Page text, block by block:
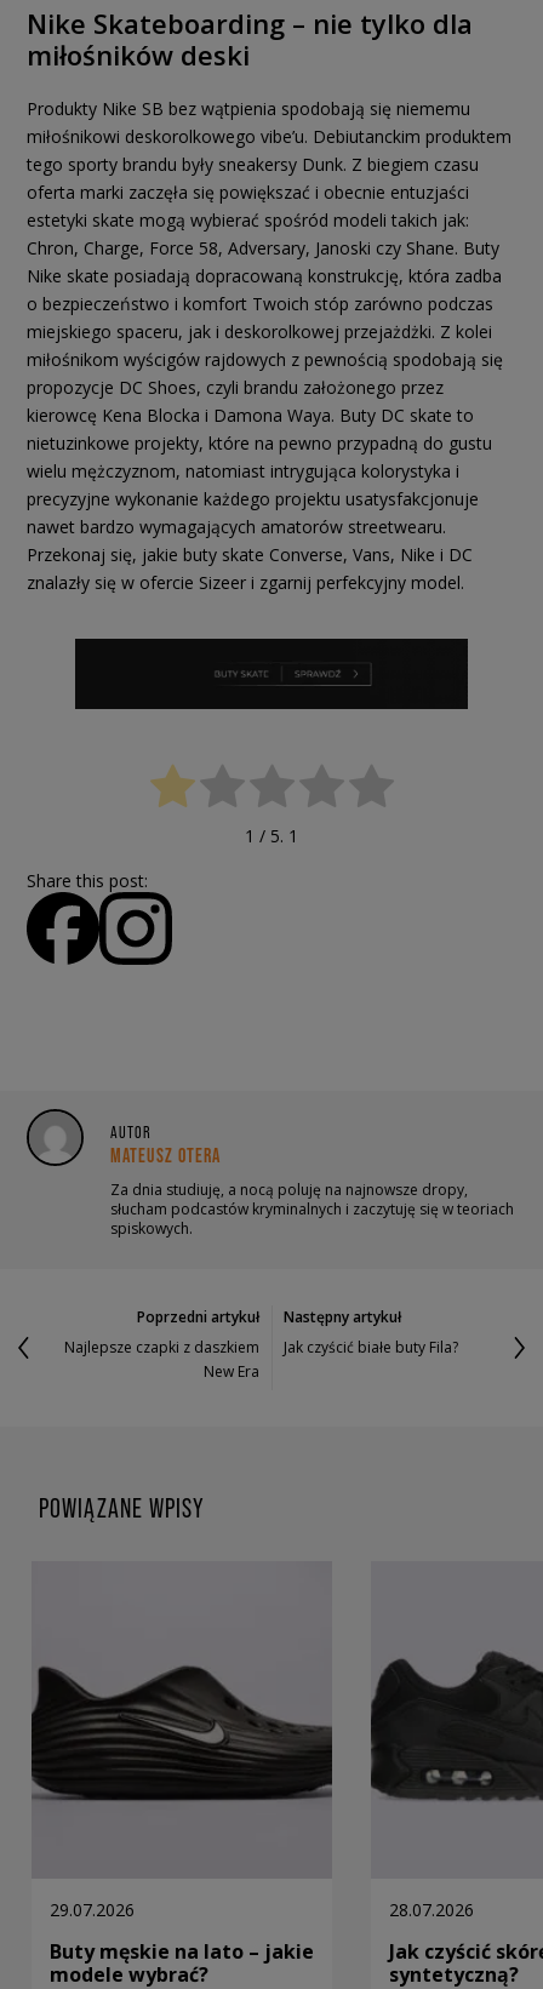
Nike Skateboarding – nie tylko dla
miłośników deski
Produkty Nike SB bez wątpienia spodobają się niememu
miłośnikowi deskorolkowego vibe’u. Debiutanckim produktem
tego sporty brandu były sneakersy Dunk. Z biegiem czasu
oferta marki zaczęła się powiększać i obecnie entuzjaści
estetyki skate mogą wybierać spośród modeli takich jak:
Chron, Charge, Force 58, Adversary, Janoski czy Shane. Buty
Nike skate posiadają dopracowaną konstrukcję, która zadba
o bezpieczeństwo i komfort Twoich stóp zarówno podczas
miejskiego spaceru, jak i deskorolkowej przejażdżki. Z kolei
miłośnikom wyścigów rajdowych z pewnością spodobają się
propozycje DC Shoes, czyli brandu założonego przez
kierowcę Kena Blocka i Damona Waya. Buty DC skate to
nietuzinkowe projekty, które na pewno przypadną do gustu
wielu mężczyznom, natomiast intrygująca kolorystyka i
precyzyjne wykonanie każdego projektu usatysfakcjonuje
nawet bardzo wymagających amatorów streetwearu.
Przekonaj się, jakie buty skate Converse, Vans, Nike i DC
znalazły się w ofercie Sizeer i zgarnij perfekcyjny model.
1 / 5. 1
Share this post:
AUTOR
MATEUSZ OTERA
Za dnia studiuję, a nocą poluję na najnowsze dropy,
słucham podcastów kryminalnych i zaczytuję się w teoriach
spiskowych.
Poprzedni artykuł
Najlepsze czapki z daszkiem
New Era
Następny artykuł
Jak czyścić białe buty Fila?
POWIĄZANE WPISY
29.07.2026
Buty męskie na lato – jakie
modele wybrać?
28.07.2026
Jak czyścić
syntetyczną?